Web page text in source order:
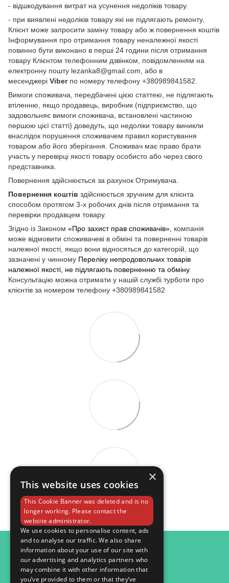
- відшкодування витрат на усунення недоліків товару.
- при виявлені недоліків товару які не підлягають ремонту,
Клієнт може запросити заміну товару або ж повернення коштів
Інформування про отримання товару неналежної якості
повинно бути виконано в перші 24 години після отримання
товару Клієнтом телефонним дзвінком, повідомленням на
електронну пошту lezanka8@gmail.com, або в
месенджері Viberпо номеру телефону +380989841582.
Вимоги споживача, передбачені цією статтею, не підлягають
втіленню, якщо продавець, виробник (підприємство, що
задовольняє вимоги споживача, встановлені частиною
першою цієї статті) доведуть, що недоліки товару виникли
внаслідок порушення споживачем правил користування
товаром або його зберігання. Споживач має право брати
участь у перевірці якості товару особисто або через свого
представника.
Повернення здійснюється за рахунок Отримувача.
Повернення коштів здійснюється зручним для клієнта
способом протягом 3-х робочих днів після отримання та
перевірки продавцем товару.
Згідно із Законом «Про захист прав споживачів» , компанія
може відмовити споживачеві в обміні та поверненні товарів
належної якості, якщо вони відносяться до категорій, що
зазначені у чинному Переліку непродовольчих товарів
належної якості, не підлягають поверненню та обміну.
Консультацію можна отримати у нашій службі турботи про
клієнтів за номером телефону +380989841582
098 984 15 82
Контактна інформація
×
This website uses cookies
This Cookie Banner was deleted and is no
longer working. Please contact the
website administrator.
We use cookies to personalise content, ads
and to analyse our traffic. We also share
information about your use of our site with
our advertising and analytics partners who
may combine it with other information that
you’ve provided to them or that they’ve